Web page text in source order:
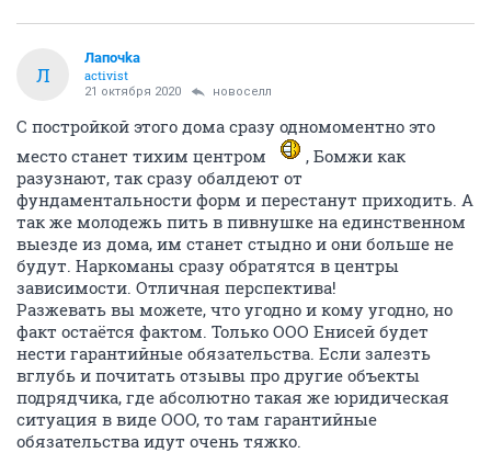
Л
Лапочkа
activist
21 октября 2020 новоселл
С постройкой этого дома сразу одномоментно это
место станет тихим центром
, Бомжи как
разузнают, так сразу обалдеют от
фундаментальности форм и перестанут приходить. А
так же молодежь пить в пивнушке на единственном
выезде из дома, им станет стыдно и они больше не
будут. Наркоманы сразу обратятся в центры
зависимости. Отличная перспектива!
Разжевать вы можете, что угодно и кому угодно, но
факт остаётся фактом. Только ООО Енисей будет
нести гарантийные обязательства. Если залезть
вглубь и почитать отзывы про другие объекты
подрядчика, где абсолютно такая же юридическая
ситуация в виде ООО, то там гарантийные
обязательства идут очень тяжко.